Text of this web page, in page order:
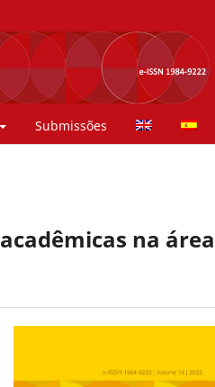
Submissões
na área